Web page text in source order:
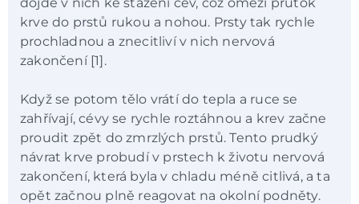
krve do prstů rukou a nohou. Prsty tak rychle
prochladnou a znecitliví v nich nervová
zakončení [1].
Když se potom tělo vrátí do tepla a ruce se
zahřívají, cévy se rychle roztáhnou a krev začne
proudit zpět do zmrzlých prstů. Tento prudký
návrat krve probudí v prstech k životu nervová
zakončení, která byla v chladu méně citlivá, a ta
opět začnou plně reagovat na okolní podněty.